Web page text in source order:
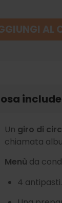
AL
include
Un giro di
chiamata
Menù da
4 antipasti.